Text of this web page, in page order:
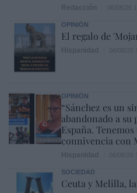
OPINIÓN
El regalo de
OPINIÓN
“Sánchez es un
abandonado a su
España.
connivencia con
SOCIEDAD
Ceuta y Melilla,